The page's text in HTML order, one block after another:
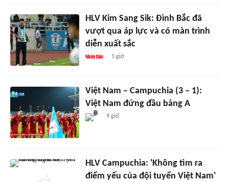
HLV Kim Sang Sik: Đình Bắc đã
vượt qua áp lực và có màn trình
diễn xuất sắc
1 giờ
Việt Nam – Campuchia (3 – 1):
Việt Nam đứng đầu bảng A
9 giờ
HLV Campuchia: 'Không tìm ra
điểm yếu của đội tuyển Việt Nam'